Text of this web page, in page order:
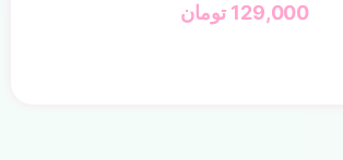
129,000 تومان